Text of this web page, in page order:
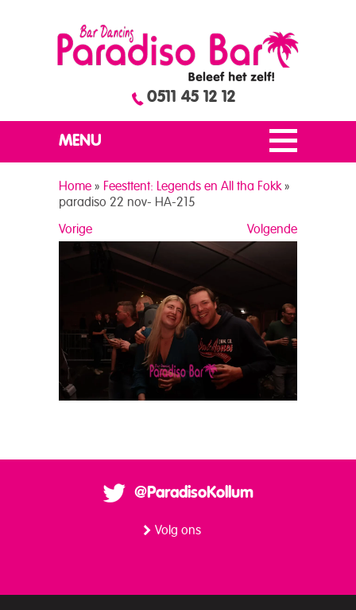
0511 45 12 12
MENU
Home » Feesttent: Legends en All tha Fokk »
paradiso 22 nov- HA-215
Volgende
Vorige
@ParadisoKollum
Volg ons